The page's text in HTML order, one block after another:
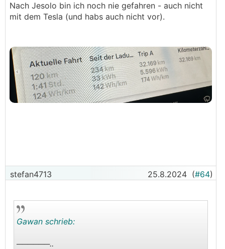
Nach Jesolo bin ich noch nie gefahren - auch nicht
mit dem Tesla (und habs auch nicht vor).
stefan4713 25.8.2024 (#64)
Gawan schrieb:
──────..